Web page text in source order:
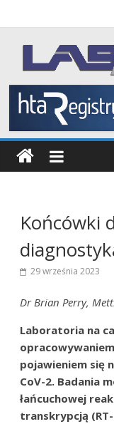
to
content
Laboratoria
Aparatura
Badania
Końcówki
29 września 2023
Dr Brian Perry,
Laboratoria na
pojawieniem się
CoV-2. Badania
łańcuchowej
transkrypcją (RT-